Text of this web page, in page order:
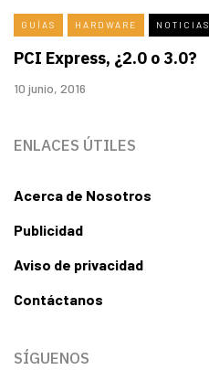
GUÍAS HARDWARE NOTICIAS
PCI Express, ¿2.0 o 3.0?
10 junio, 2016
ENLACES ÚTILES
Acerca de Nosotros
Publicidad
Aviso de privacidad
Contáctanos
SÍGUENOS